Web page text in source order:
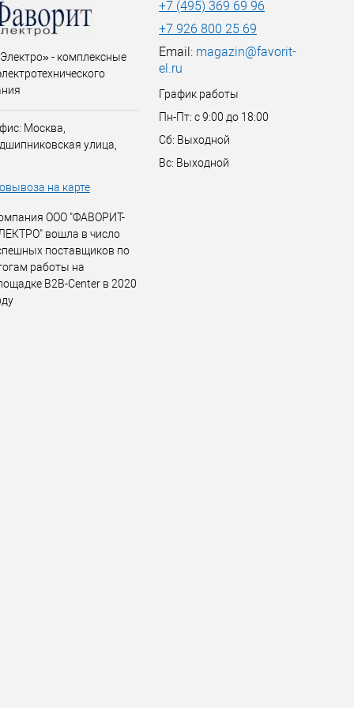
- комплексные
Москва,
улица,
на карте
ООО "ФАВОРИТ-
вошла в число
поставщиков по
работы на
B2B-Center в 2020
+7 (495) 369 69 96
+7 926 800 25 69
Email: magazin@favorit-
el.ru
График работы
Пн-Пт: с 9:00 до 18:00
Сб: Выходной
Вс: Выходной